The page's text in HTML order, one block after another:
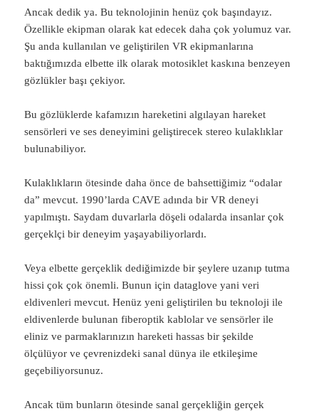
Ancak dedik ya. Bu teknolojinin henüz çok başındayız.
Özellikle ekipman olarak kat edecek daha çok yolumuz var.
Şu anda kullanılan ve geliştirilen VR ekipmanlarına
baktığımızda elbette ilk olarak motosiklet kaskına benzeyen
gözlükler başı çekiyor.
Bu gözlüklerde kafamızın hareketini algılayan hareket
sensörleri ve ses deneyimini geliştirecek stereo kulaklıklar
bulunabiliyor.
Kulaklıkların ötesinde daha önce de bahsettiğimiz “odalar
da” mevcut. 1990’larda CAVE adında bir VR deneyi
yapılmıştı. Saydam duvarlarla döşeli odalarda insanlar çok
gerçeklçi bir deneyim yaşayabiliyorlardı.
Veya elbette gerçeklik dediğimizde bir şeylere uzanıp tutma
hissi çok çok önemli. Bunun için dataglove yani veri
eldivenleri mevcut. Henüz yeni geliştirilen bu teknoloji ile
eldivenlerde bulunan fiberoptik kablolar ve sensörler ile
eliniz ve parmaklarınızın hareketi hassas bir şekilde
ölçülüyor ve çevrenizdeki sanal dünya ile etkileşime
geçebiliyorsunuz.
Ancak tüm bunların ötesinde sanal gerçekliğin gerçek